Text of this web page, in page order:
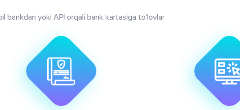
bankdan yoki API orqali bank kartasiga to‘lovlar